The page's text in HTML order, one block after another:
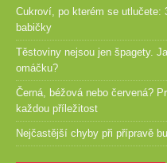
Cukroví, po kterém se utlučete:
babičky
Těstoviny nejsou jen špagety.
omáčku?
Černá, béžová nebo červená?
každou příležitost
Nejčastější chyby při přípravě